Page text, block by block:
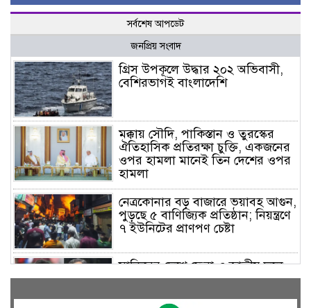
সর্বশেষ আপডেট
জনপ্রিয় সংবাদ
গ্রিস উপকূলে উদ্ধার ২০২ অভিবাসী,
বেশিরভাগই বাংলাদেশি
মক্কায় সৌদি, পাকিস্তান ও তুরস্কের
ঐতিহাসিক প্রতিরক্ষা চুক্তি, একজনের
ওপর হামলা মানেই তিন দেশের ওপর
হামলা
নেত্রকোনার বড় বাজারে ভয়াবহ আগুন,
পুড়ছে ৫ বাণিজ্যিক প্রতিষ্ঠান; নিয়ন্ত্রণে
৭ ইউনিটের প্রাণপণ চেষ্টা
সাকিবের দেশে ফেরা ও জাতীয় দলে
ফেরার সম্ভাবনা নেই, ইঙ্গিত ক্রীড়া